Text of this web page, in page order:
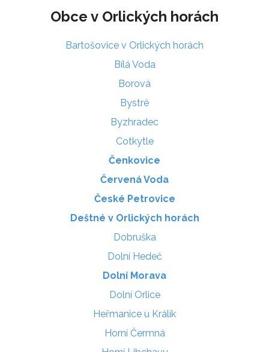
Obce v Orlických horách
Bartošovice v Orlických horách
Bílá Voda
Borová
Bystré
Byzhradec
Cotkytle
Čenkovice
Červená Voda
České Petrovice
Deštné v Orlických horách
Dobruška
Dolní Hedeč
Dolní Morava
Dolní Orlice
Heřmanice u Králík
Horní Čermná